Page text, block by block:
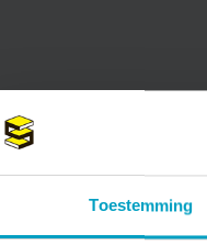
Toestemming